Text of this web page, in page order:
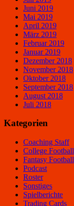
Juni 2019
Mai 2019
April 2019
März 2019
Februar 2019
Januar 2019
Dezember 2018
November 2018
Oktober 2018
September 2018
August 2018
Juli 2018
Kategorien
Coaching Staff
College Football
Fantasy Football
Podcast
Roster
Sonstiges
Spielberichte
Trading Cards